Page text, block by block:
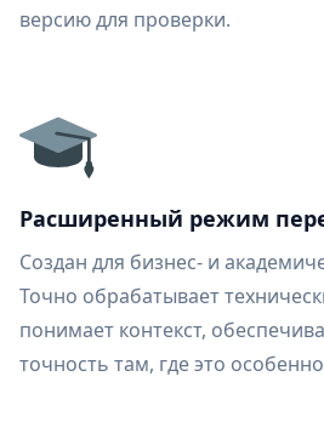
версию для проверки.
Расширенный режим
Создан для бизнес- и
Точно обрабатывает
понимает контекст,
точность там, где это